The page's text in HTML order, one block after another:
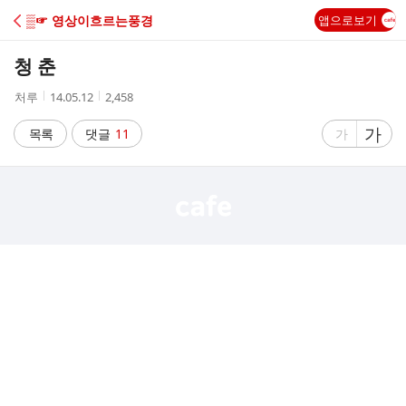
C
A
▒☞ 영상이흐르는풍경 앱으로보기
청 춘
작
자
처루
작
시
간
14.05.12
조
수
2,458
목록 댓글 11
글
가
글
자
가